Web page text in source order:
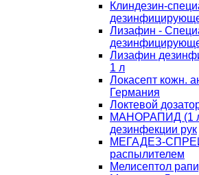
Клиндезин-
Лизафин -
Лизафин
1 л
Локасепт кожн.
Германия
Локтевой
МАНОРАПИД (1
дезинфекции рук
МЕГАДЕЗ-
распылителем
Мелисептол